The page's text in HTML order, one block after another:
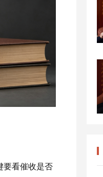
要看催收是否